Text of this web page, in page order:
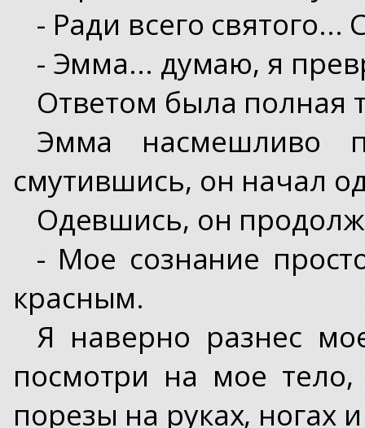
- Ради всего
- Эмма... думаю, я
Ответом была полная
Эмма насмешливо
смутившись, он начал
Одевшись, он
- Мое сознание
красным.
Я наверно разнес
посмотри на мое
порезы на руках, ногах